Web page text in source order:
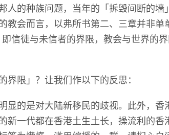
人的种族问题，当年的「拆毁间断的墙
教会而言，以弗所书第二、三章并非单
信徒与未信者的界限，教会与世界的
限」？让我们作以下的反思：
的是对大陆新移民的歧视。此外，香
新一代都在香港土生土长，操流利的香